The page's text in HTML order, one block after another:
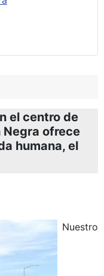
el centro de
Negra ofrece
humana, el
Nuestro